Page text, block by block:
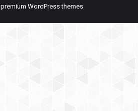
premium WordPress themes